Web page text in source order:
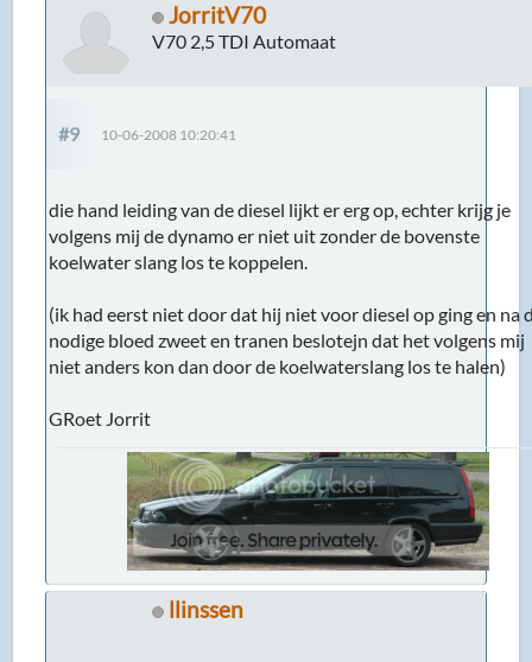
JorritV70
V70 2,5 TDI Automaat
#9 10-06-2008 10:20:41
die hand leiding van de diesel lijkt er erg op, echter krijg je
volgens mij de dynamo er niet uit zonder de bovenste
koelwater slang los te koppelen.
(ik had eerst niet door dat hij niet voor diesel op ging en na
nodige bloed zweet en tranen beslotejn dat het volgens mij
niet anders kon dan door de koelwaterslang los te halen)
GRoet Jorrit
llinssen